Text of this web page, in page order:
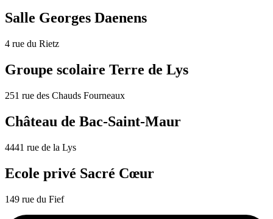
Salle Georges Daenens
4 rue du Rietz
Groupe scolaire Terre de Lys
251 rue des Chauds Fourneaux
Château de Bac-Saint-Maur
4441 rue de la Lys
Ecole privé Sacré Cœur
149 rue du Fief